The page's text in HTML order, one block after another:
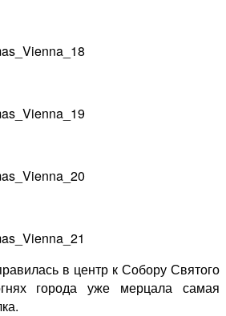
в центр к Собору Святого
города уже мерцала самая